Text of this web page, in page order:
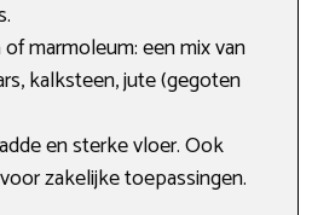
marmoleum: een mix van
kalksteen, jute (gegoten
en sterke vloer. Ook
zakelijke toepassingen.